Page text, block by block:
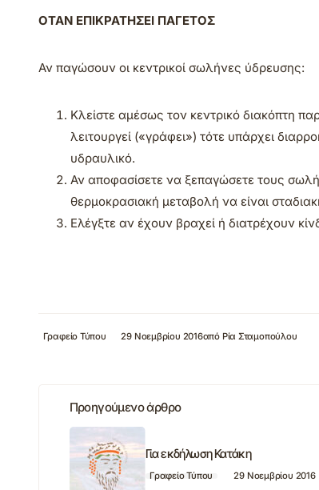
ΟΤΑΝ ΕΠΙΚΡΑΤΗΣΕΙ ΠΑΓΕΤΟΣ
Αν παγώσουν οι κεντρικοί σωλήνες ύδρευσης:
Κλείστε αμέσως τον κεντρικό διακόπτη
λειτουργεί («γράφει») τότε υπάρχει
υδραυλικό.
Αν αποφασίσετε να ξεπαγώσετε τους
θερμοκρασιακή μεταβολή να είναι
Ελέγξτε αν έχουν βραχεί ή διατρέχουν
Γραφείο Τύπου 29 Νοεμβρίου 2016από Ρία Σταμοπούλου
Προηγούμενο άρθρο
Για εκδήλωση Κατάκη
Γραφείο Τύπου 29 Νοεμβρίου 2016